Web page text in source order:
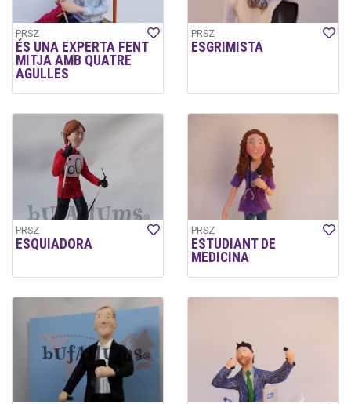
PRSZ
ÉS UNA EXPERTA FENT
MITJA AMB QUATRE
AGULLES
PRSZ
ESGRIMISTA
PRSZ
ESQUIADORA
PRSZ
ESTUDIANT DE
MEDICINA